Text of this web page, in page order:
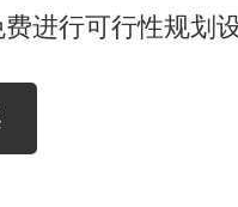
进行可行性规划